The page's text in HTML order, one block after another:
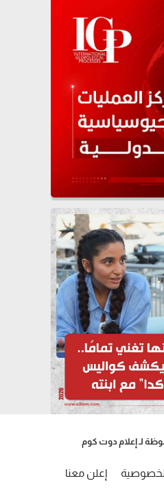
لـ إعلام دوت كوم
إعلن معنا